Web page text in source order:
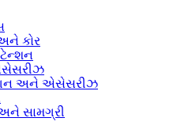
કોર
ગન અને એસેસરીઝ
સામગ્રી